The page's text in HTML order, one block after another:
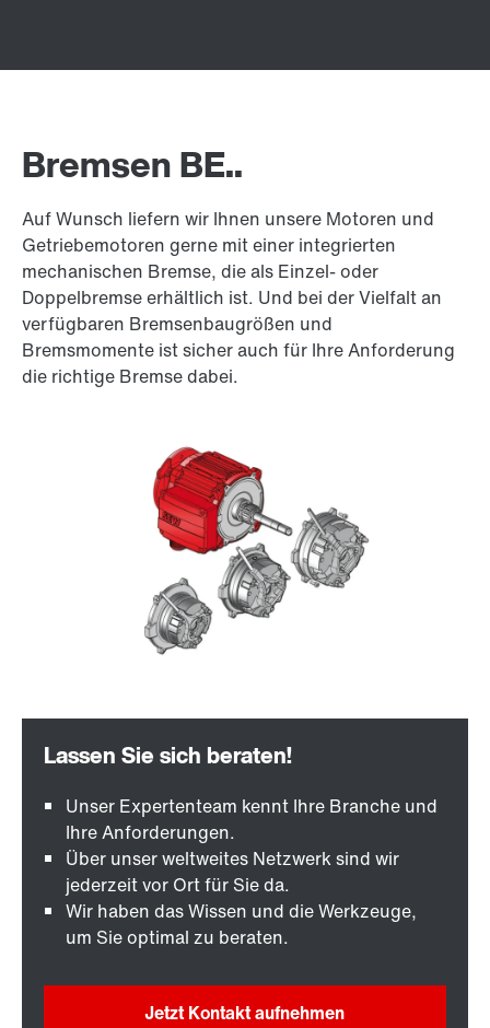
Bremsen BE..
Auf Wunsch liefern wir Ihnen unsere Motoren und
Getriebemotoren gerne mit einer integrierten
mechanischen Bremse, die als Einzel- oder
Doppelbremse erhältlich ist. Und bei der Vielfalt an
verfügbaren Bremsenbaugrößen und
Bremsmomente ist sicher auch für Ihre Anforderung
die richtige Bremse dabei.
Unser Expertenteam kennt Ihre Branche und
Ihre Anforderungen.
Über unser weltweites Netzwerk sind wir
jederzeit vor Ort für Sie da.
Wir haben das Wissen und die Werkzeuge,
um Sie optimal zu beraten.
Jetzt Kontakt aufnehmen